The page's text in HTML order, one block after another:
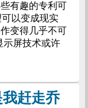
有趣的专利可
以变成现实
变得几乎不可
示屏技术或许
赶走乔